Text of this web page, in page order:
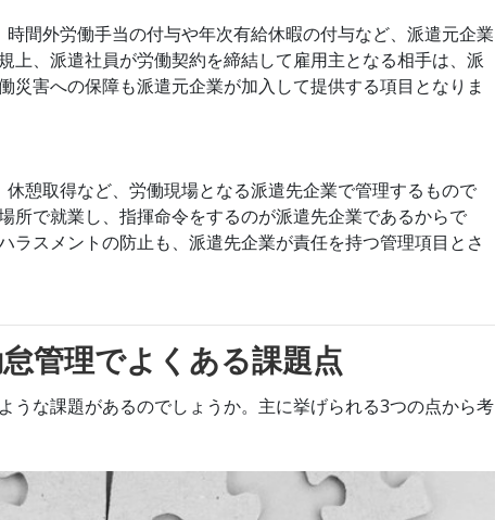
間外労働手当の付与や年次有給休暇の付与など、派遣元企業
上、派遣社員が労働契約を締結して雇用主となる相手は、派
災害への保障も派遣元企業が加入して提供する項目となりま
憩取得など、労働現場となる派遣先企業で管理するもので
所で就業し、指揮命令をするのが派遣先企業であるからで
ラスメントの防止も、派遣先企業が責任を持つ管理項目とさ
管理でよくある課題点
うな課題があるのでしょうか。主に挙げられる3つの点から考